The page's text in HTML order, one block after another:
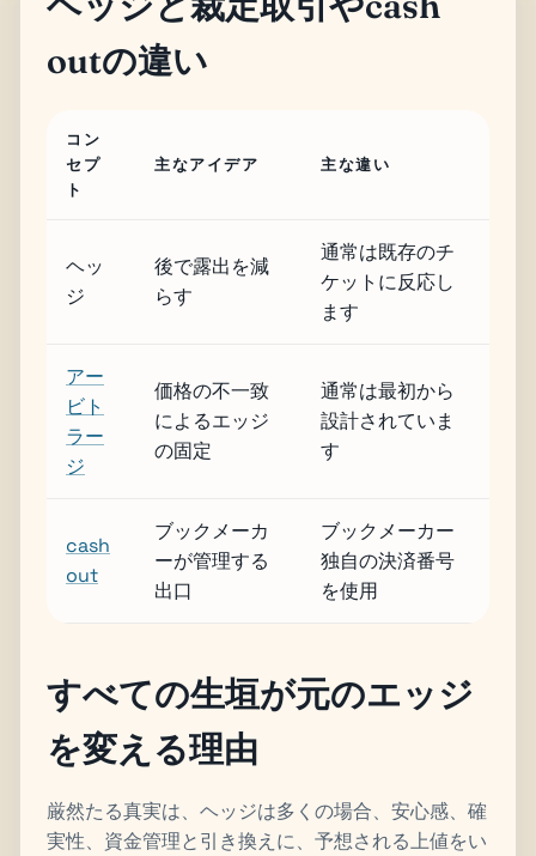
outの違い
コン
セプ
ト
主なアイデア 主な違い
ヘッ
ジ
後で露出を減
らす
通常は既存のチ
ケットに反応し
ます
アー
ビト
ラー
ジ
価格の不一致
によるエッジ
の固定
通常は最初から
設計されていま
す
cash
out
ブックメーカ
ーが管理する
出口
ブックメーカー
独自の決済番号
を使用
すべての生垣が元のエッジ
を変える理由
厳然たる真実は、ヘッジは多くの場合、安心感、確
実性、資金管理と引き換えに、予想される上値をい